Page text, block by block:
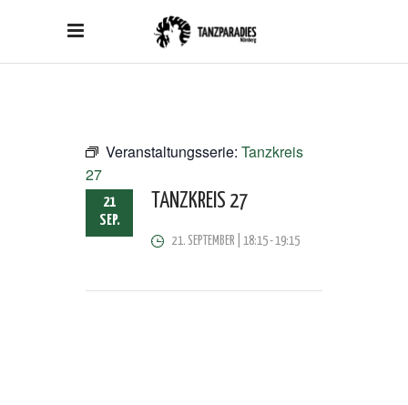
Veranstaltungsserie: Tanzkreis
27
21
SEP.
TANZKREIS 27
21. SEPTEMBER | 18:15-19:15